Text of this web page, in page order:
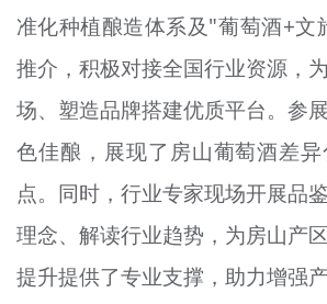
准化种植酿造体系及"葡萄酒+文
推介，积极对接全国行业资源，
场、塑造品牌搭建优质平台。参
色佳酿，展现了房山葡萄酒差
点。同时，行业专家现场开展品
理念、解读行业趋势，为房山产
提升提供了专业支撑，助力增强产